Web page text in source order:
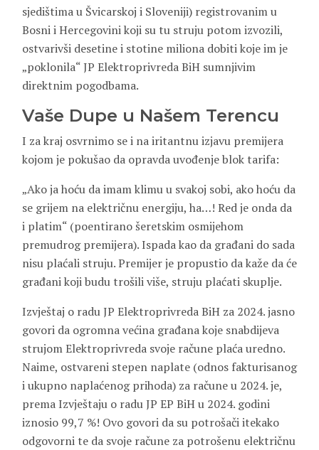
sjedištima u Švicarskoj i Sloveniji) registrovanim u
Bosni i Hercegovini koji su tu struju potom izvozili,
ostvarivši desetine i stotine miliona dobiti koje im je
„poklonila“ JP Elektroprivreda BiH sumnjivim
direktnim pogodbama.
Vaše Dupe u Našem Terencu
I za kraj osvrnimo se i na iritantnu izjavu premijera
kojom je pokušao da opravda uvođenje blok tarifa:
„Ako ja hoću da imam klimu u svakoj sobi, ako hoću da
se grijem na električnu energiju, ha…! Red je onda da
i platim“ (poentirano šeretskim osmijehom
premudrog premijera). Ispada kao da građani do sada
nisu plaćali struju. Premijer je propustio da kaže da će
građani koji budu trošili više, struju plaćati skuplje.
Izvještaj o radu JP Elektroprivreda BiH za 2024. jasno
govori da ogromna većina građana koje snabdijeva
strujom Elektroprivreda svoje račune plaća uredno.
Naime, ostvareni stepen naplate (odnos fakturisanog
i ukupno naplaćenog prihoda) za račune u 2024. je,
prema Izvještaju o radu JP EP BiH u 2024. godini
iznosio 99,7 %! Ovo govori da su potrošači itekako
odgovorni te da svoje račune za potrošenu električnu